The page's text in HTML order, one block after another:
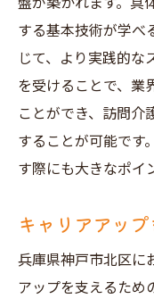
する基本技術が学べ
じて、より実践的な
を受けることで、業
ことができ、訪問介
することが可能です
す際にも大きなポイ
キャリアアッ
兵庫県神戸市北区に
アップを支えるため